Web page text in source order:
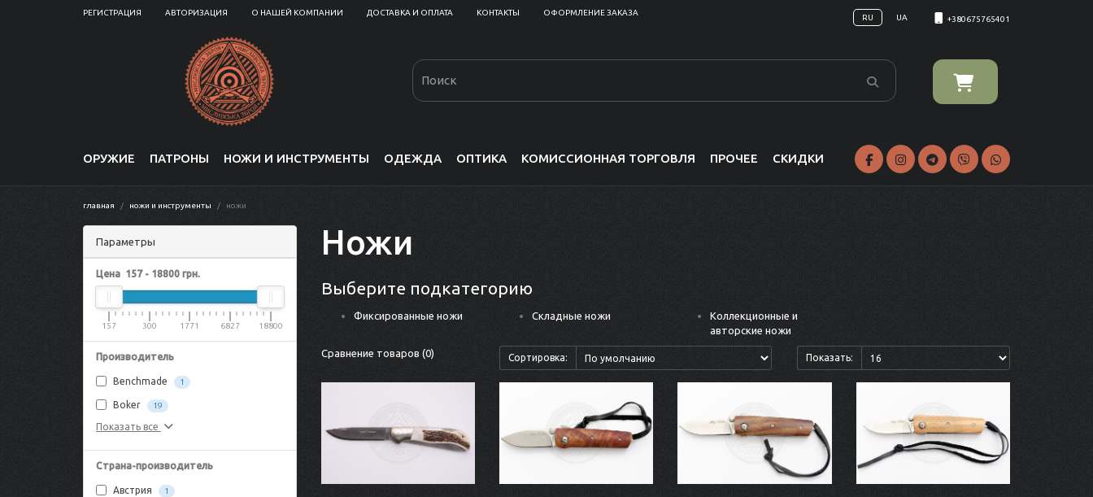
РЕГИСТРАЦИЯ АВТОРИЗАЦИЯ О НАШЕЙ КОМПАНИИ ДОСТАВКА И ОПЛАТА КОНТАКТЫ ОФОРМЛЕНИЕ ЗАКАЗА
RU UA +380675765401
ОРУЖИЕ ПАТРОНЫ НОЖИ И ИНСТРУМЕНТЫ ОДЕЖДА ОПТИКА КОМИССИОННАЯ ТОРГОВЛЯ ПРОЧЕЕ СКИДКИ
главная ножи и инструменты ножи
Параметры
Цена 157- 18800 грн.
157 300 1771 6827 18800
Производитель
Benchmade 1
Boker 19
Показать все
Страна-производитель
Австрия 1
Ножи
Выберите подкатегорию
Фиксированные ножи Складные ножи
Коллекционные и
авторские ножи
Сравнение товаров (0)
Сортировка: Показать: